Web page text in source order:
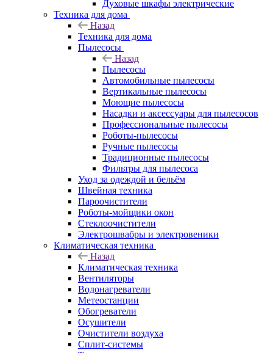
Духовые шкафы электрические
Техника для дома
Назад
Техника для дома
Пылесосы
Назад
Пылесосы
Автомобильные пылесосы
Вертикальные пылесосы
Моющие пылесосы
Насадки и аксессуары для пылесосов
Профессиональные пылесосы
Роботы-пылесосы
Ручные пылесосы
Традиционные пылесосы
Фильтры для пылесоса
Уход за одеждой и бельём
Швейная техника
Пароочистители
Роботы-мойщики окон
Стеклоочистители
Электрошвабры и электровеники
Климатическая техника
Назад
Климатическая техника
Вентиляторы
Водонагреватели
Метеостанции
Обогреватели
Осушители
Очистители воздуха
Сплит-системы